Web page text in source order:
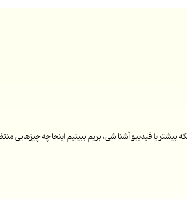
با فیدیبو آشنا شی، بریم ببینیم اینجا چه چیزهایی